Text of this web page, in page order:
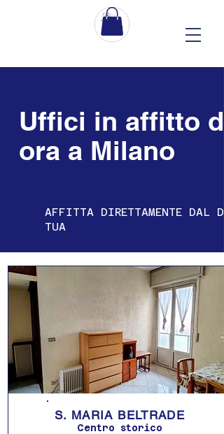
Uffici in affitto
ora a Milano
AFFITTA DIRETTAMENTE DAL
TUA
S. MARIA BELTRADE
Centro storico